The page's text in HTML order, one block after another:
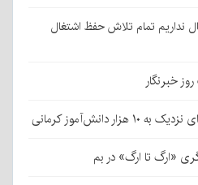
نداریم تمام تلاش حفظ اشتغال
خبرنگار
دانش‌آموز کرمانی
«ارگ تا ارگ» در بم